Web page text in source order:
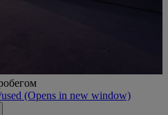
(Opens in new window)